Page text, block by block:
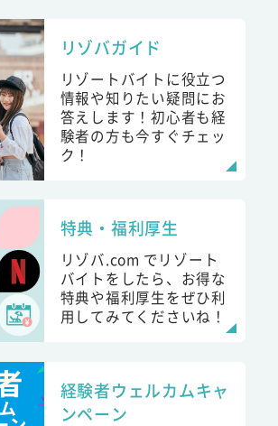
リゾバガイド
リゾートバイトに役立つ
情報や知りたい疑問にお
答えします！初心者も経
験者の方も今すぐチェッ
ク！
特典・福利厚生
リゾバ.com でリゾート
バイトをしたら、お得な
特典や福利厚生をぜひ利
用してみてくださいね！
経験者ウェルカムキャ
ンペーン